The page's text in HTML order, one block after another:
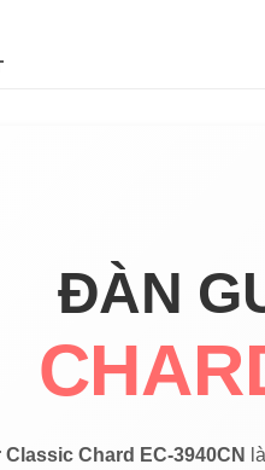
ĐÀN
Chard EC-3940CN